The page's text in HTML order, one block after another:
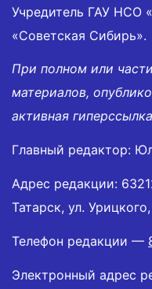
Учредитель ГАУ НСО
«Советская Сибирь».
При полном или
материалов,
активная
Главный редактор:
Адрес редакции:
Татарск, ул.
Телефон редакции —
Электронный адрес